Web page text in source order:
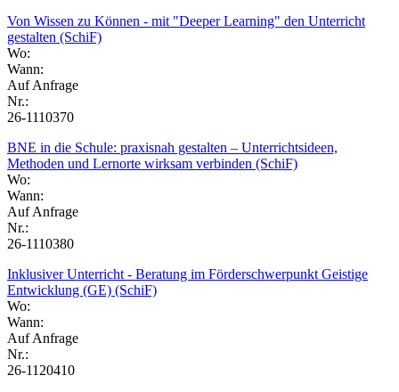
Von Wissen zu Können - mit "Deeper Learning" den Unterricht
gestalten (SchiF)
Wo:
Wann:
Auf Anfrage
Nr.:
26-1110370
BNE in die Schule: praxisnah gestalten – Unterrichtsideen,
Methoden und Lernorte wirksam verbinden (SchiF)
Wo:
Wann:
Auf Anfrage
Nr.:
26-1110380
Inklusiver Unterricht - Beratung im Förderschwerpunkt Geistige
Entwicklung (GE) (SchiF)
Wo:
Wann:
Auf Anfrage
Nr.:
26-1120410